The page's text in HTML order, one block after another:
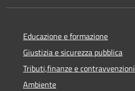
Educazione e formazione
Giustizia e sicurezza pubblica
Tributi,finanze e contravvenzioni
Ambiente